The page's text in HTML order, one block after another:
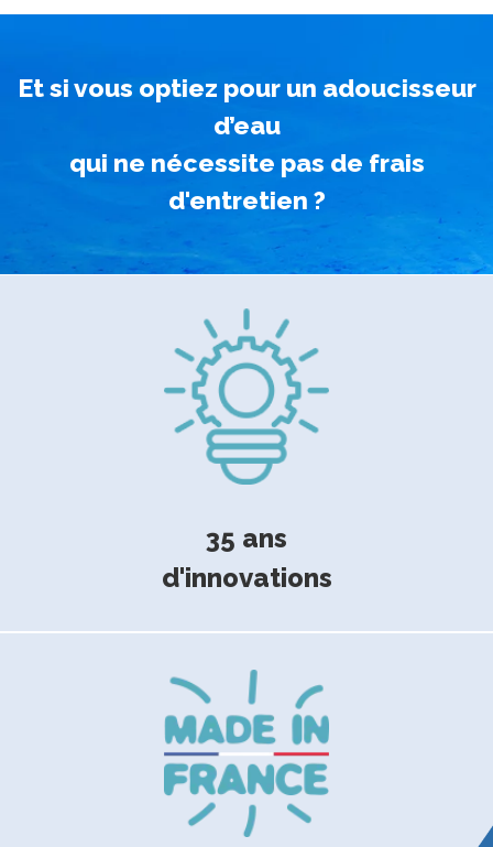
Et si vous optiez pour un adoucisseur
d’eau
qui ne nécessite pas de frais
d'entretien ?
35 ans
d'innovations